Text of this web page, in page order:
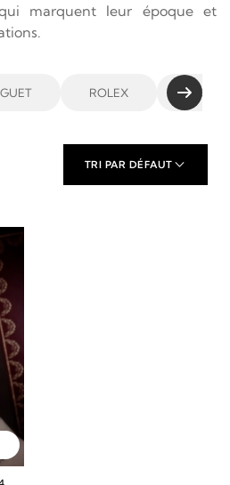
marquent leur époque et
ROLEX IWC
TRI PAR DÉFAUT